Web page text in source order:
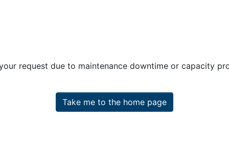
request due to maintenance downtime or capacity
Take me to the home page